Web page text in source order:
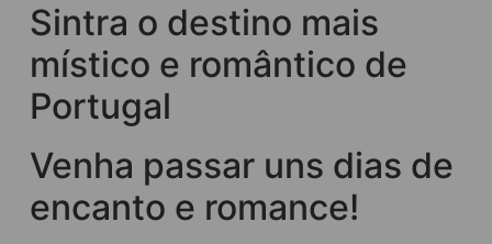
Sintra o destino mais
místico e romântico de
Portugal
Venha passar uns dias de
encanto e romance!